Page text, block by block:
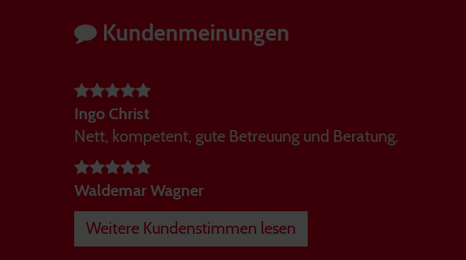
Kundenmeinungen
Ingo Christ
Nett, kompetent, gute Betreuung und Beratung.
Waldemar Wagner
Weitere Kundenstimmen lesen